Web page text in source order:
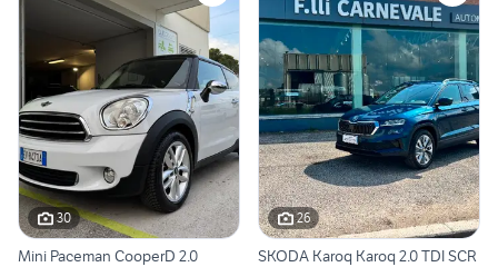
30
Mini Paceman CooperD 2.0
26
SKODA Karoq Karoq 2.0 TDI SCR